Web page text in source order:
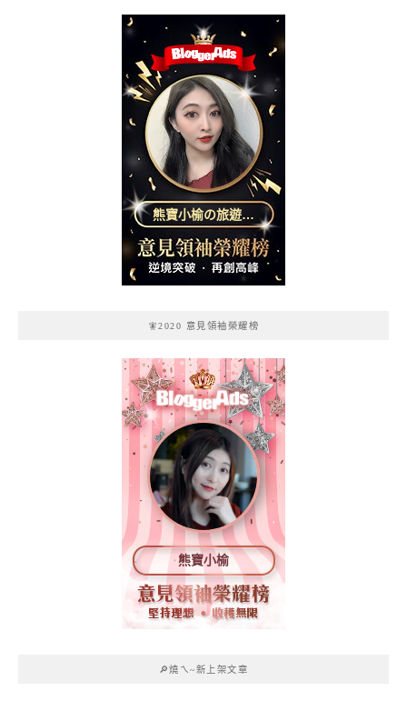
熊寶小榆の旅遊日
記
🧚2020 意見領袖榮耀榜
熊寶小榆
🔎燒ㄟ~新上架文章